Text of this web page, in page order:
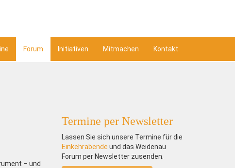
Forum Initiativen Mitmachen Kontakt
– und
Termine per Newsletter
Lassen Sie sich unsere Termine für die
Einkehrabende und das Weidenau
Forum per Newsletter zusenden.